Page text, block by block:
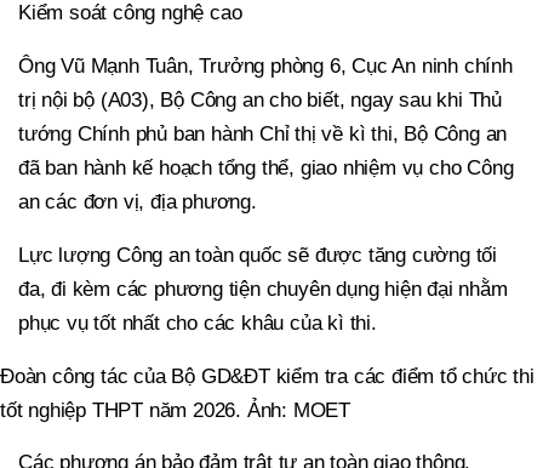
Kiểm soát công nghệ cao
Ông Vũ Mạnh Tuân, Trưởng phòng 6, Cục An ninh chính
trị nội bộ (A03), Bộ Công an cho biết, ngay sau khi Thủ
tướng Chính phủ ban hành Chỉ thị về kì thi, Bộ Công an
đã ban hành kế hoạch tổng thể, giao nhiệm vụ cho Công
an các đơn vị, địa phương.
Lực lượng Công an toàn quốc sẽ được tăng cường tối
đa, đi kèm các phương tiện chuyên dụng hiện đại nhằm
phục vụ tốt nhất cho các khâu của kì thi.
Đoàn công tác của Bộ GD&ĐT kiểm tra các điểm tổ chức thi
tốt nghiệp THPT năm 2026. Ảnh: MOET
Các phương án bảo đảm trật tự an toàn giao thông,